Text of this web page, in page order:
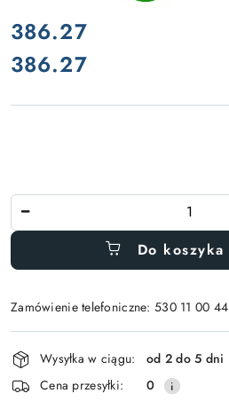
cena:
386.27
Cena:
386.27
Ilość
Do koszyka
Zamówienie telefoniczne: 530 11 00 44
Wyślij
Dostępność
i
dostawa
Wysyłka w ciągu:
od 2 do 5 dni
Cena przesyłki:
0